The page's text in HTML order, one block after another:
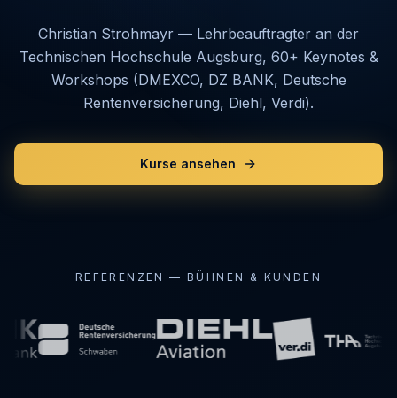
Christian Strohmayr — Lehrbeauftragter an der
Technischen Hochschule Augsburg, 60+ Keynotes &
Workshops (DMEXCO, DZ BANK, Deutsche
Rentenversicherung, Diehl, Verdi).
Kurse ansehen
REFERENZEN — BÜHNEN & KUNDEN